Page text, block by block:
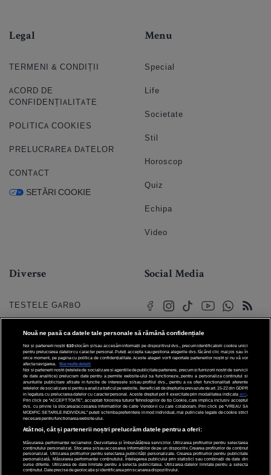
Legal
TERMENI & CONDIȚII
ACORD DE
CONFIDENȚIALITATE
POLITICA COOKIES
PRELUCRAREA DATELOR
CONTACT
SETĂRI COOKIE
Menu
Special
Life
Societate
Stil
Horoscop
Quiz
Echipa
Video
Diverse
TESTELE GARBO
HOROSCOP
HOROSCOPUL IUBIRII
FORUMURI
TRATAMENTE NATURISTE
DICTIONARE NUME
Social Media
© 2026 Internet Corp SRL
Toate drepturile rezervate
Nouă ne pasă ca datele tale personale să rămână confidențiale
Noi și partenerii noștri 610stocăm și/sau accesăm informații pe dispozitivul dvs., precum identificatorii cookie unici
pentru prelucrarea datelor cu caracter personal. Puteți accepta sau gestiona alegerile dvs. făcând clic mai jos sau în
orice moment, pe pagina cu politica de confidențialitate. Aceste alegeri vor fi raportate partenerilor noștri și nu vă vor
afecta navigarea.
Mai multe detalii
Noi si partenerii nostri (retelele de socializare si agentiile de publicitate partenere, precum si furnizorii nostri de servicii
de date analitice) prelucram date pentru a permite website-ului sa functioneze, pentru a personaliza continutul si
anunturile publicitare afisate in functie de interesele si/sau profilul dvs., pentru a va oferi functionalitati aferente
retelelor de socializare si pentru a analiza traficul pe website. Beneficiati de drepturile prevazute de art. 15-22 din GDPR
in legatura cu prelucrarea datelor cu caracter personal. Aceste drepturi pot fi exercitate prin modalitatea indicata aici
Prin click pe “ACCEPT TOATE”, acceptati folosirea tuturor Tehnologiilor de tip Cookie, care implica inclusiv acceptul
dvs. cu privire la stocarea/accesarea informatiilor de catre Vendor-ii cu care colaboram. Prin click pe “VREAU SA
MODIFIC SETARILE INDIVIDUAL” puteti schimba preferintele in mod individual, mai putin cele legate de cookie strict
necesare pentru functionarea website-ului.
Atât noi, cât și partenerii noștri prelucrăm datele pentru a oferi:
Măsurarea performanței reclamelor. Dezvoltarea și îmbunătățirea serviciilor. Utilizarea profilurilor pentru selectarea
conținutului personalizat. Stocarea și/sau accesarea informațiilor de pe un dispozitiv. Crearea profilurilor de conținut
personalizat. Utilizarea profilurilor pentru selectarea publicității personalizate. Crearea profilurilor pentru publicitate
personalizată. Măsurarea performanței conținutului. Înțelegerea publicului prin statistici sau combinații de date din
surse diferite. Utilizarea de date limitate pentru a selecta publicitatea. Utilizarea datelor limitate pentru a selecta
conținutul. Date precise de geolocație și identificarea prin scanarea dispozitivului.